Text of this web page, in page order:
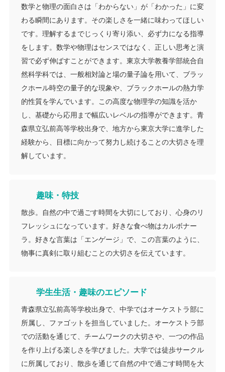
数学と物理の面白さは「わからない」が「わかった」に変
わる瞬間にあります。その楽しさを一緒に味わってほしい
です。理解するまでじっくり寄り添い、必ず力になる指導
をします。数学や物理はセンスではなく、正しい思考と演
習で必ず伸ばすことができます。東京大学教養学部統合自
然科学科では、一般相対論と場の量子論を用いて、ブラッ
クホール時空の量子的な現象や、ブラックホールの熱力学
的性質を学んでいます。この高度な物理学の知識を活か
し、基礎から応用まで幅広いレベルの指導ができます。青
森県立弘前高等学校出身で、地方から東京大学に進学した
経験から、目標に向かって努力し続けることの大切さを理
解しています。
趣味・特技
散歩。自然の中で過ごす時間を大切にしており、心身のリ
フレッシュになっています。好きな食べ物はカルボナー
ラ。好きな言葉は「エンゲージ」で、この言葉のように、
物事に真剣に取り組むことの大切さを伝えています。
学生生活・趣味のエピソード
青森県立弘前高等学校出身で、中学ではオーケストラ部に
所属し、ファゴットを担当していました。オーケストラ部
での活動を通じて、チームワークの大切さや、一つの作品
を作り上げる楽しさを学びました。大学では徒歩サークル
に所属しており、散歩を通じて自然の中で過ごす時間を大